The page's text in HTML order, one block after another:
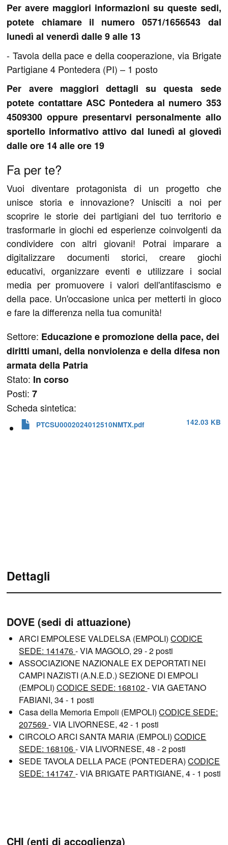
Dettagli
CHI (enti di accoglienza)
DOVE (sedi di attuazione)
ARCI EMPOLESE VALDELSA (EMPOLI)CODICE
SEDE: 141476- VIA MAGOLO, 29 - 2 posti
ASSOCIAZIONE NAZIONALE EX DEPORTATI NEI
CAMPI NAZISTI (A.N.E.D.) SEZIONE DI EMPOLI
(EMPOLI)CODICE SEDE: 168102- VIA GAETANO
FABIANI, 34 - 1 posti
Casa della Memoria Empoli (EMPOLI)CODICE SEDE:
207569- VIA LIVORNESE, 42 - 1 posti
CIRCOLO ARCI SANTA MARIA (EMPOLI)CODICE
SEDE: 168106- VIA LIVORNESE, 48 - 2 posti
SEDE TAVOLA DELLA PACE (PONTEDERA)CODICE
SEDE: 141747- VIA BRIGATE PARTIGIANE, 4 - 1 posti
Per avere maggiori informazioni su queste sedi,
potete chiamare il numero 0571/1656543 dal
lunedì al venerdì dalle 9 alle 13
- Tavola della pace e della cooperazione, via Brigate
Partigiane 4 Pontedera (PI) – 1 posto
Per avere maggiori dettagli su questa sede
potete contattare ASC Pontedera al numero 353
4509300 oppure presentarvi personalmente allo
sportello informativo attivo dal lunedì al giovedì
dalle ore 14 alle ore 19
Fa per te?
Vuoi diventare protagonista di un progetto che
unisce storia e innovazione? Unisciti a noi per
scoprire le storie dei partigiani del tuo territorio e
trasformarle in giochi ed esperienze coinvolgenti da
condividere con altri giovani! Potrai imparare a
digitalizzare documenti storici, creare giochi
educativi, organizzare eventi e utilizzare i social
media per promuovere i valori dell'antifascismo e
della pace. Un'occasione unica per metterti in gioco
e fare la differenza nella tua comunità!
Settore: Educazione e promozione della pace, dei
diritti umani, della nonviolenza e della difesa non
armata della Patria
Stato: In corso
Posti:7
Scheda sintetica:
PTCSU0002024012510NMTX.pdf 142.03 KB